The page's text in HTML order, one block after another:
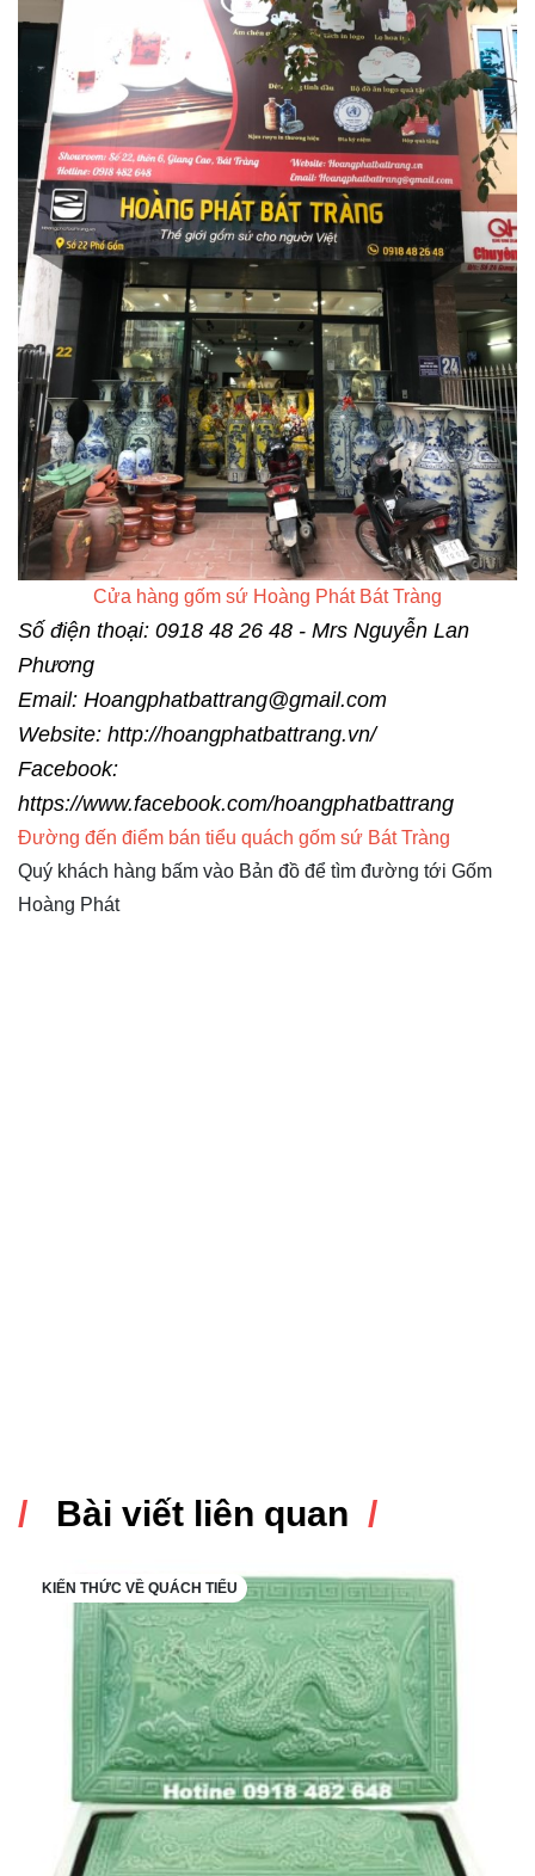
Cửa hàng gốm sứ Hoàng Phát Bát Tràng
Số điện thoại: 0918 48 26 48 - Mrs Nguyễn Lan
Phương
Email: Hoangphatbattrang@gmail.com
Website: http://hoangphatbattrang.vn/
Facebook:
https://www.facebook.com/hoangphatbattrang
Đường đến điểm bán tiểu quách gốm sứ Bát Tràng
Quý khách hàng bấm vào Bản đồ để tìm đường tới Gốm
Hoàng Phát
Bài viết liên quan
KIẾN THỨC VỀ QUÁCH TIỂU